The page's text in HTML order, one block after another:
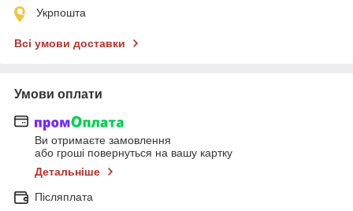
Укрпошта
Всі умови доставки
Умови оплати
Ви отримаєте замовлення
або гроші повернуться на вашу картку
Детальніше
Післяплата